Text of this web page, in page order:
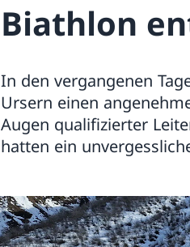
Biathlon
In den vergangenen
Ursern einen
Augen qualifizierter
hatten ein